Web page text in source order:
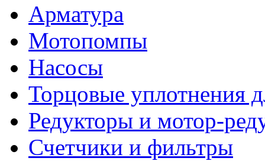
Арматура
Мотопомпы
Насосы
Торцовые уплотнения
Редукторы и мотор-
Счетчики и фильтры